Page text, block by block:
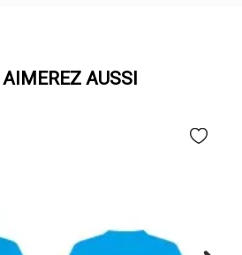
AIMEREZ AUSSI